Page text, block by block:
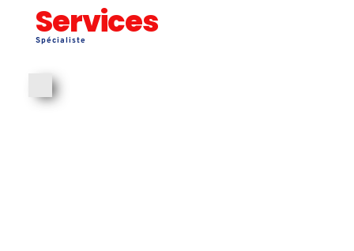
Services
Spécialiste